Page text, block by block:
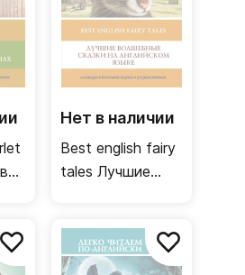
Нет в наличии
Best english fairy
tales Лучшие
английском
языке. Уровень 1